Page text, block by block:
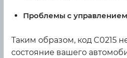
Проблемы с
Таким образом, код C0215
состояние вашего